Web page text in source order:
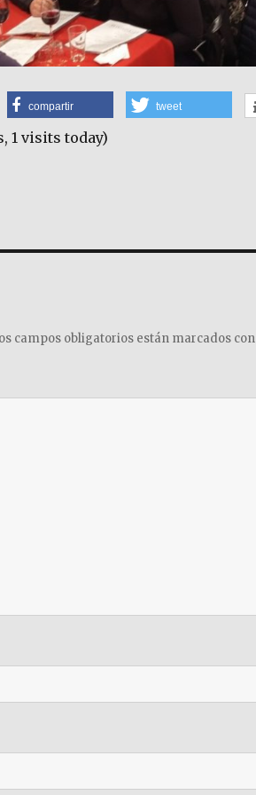
compartir tweet
1 visits today)
campos obligatorios están marcados con